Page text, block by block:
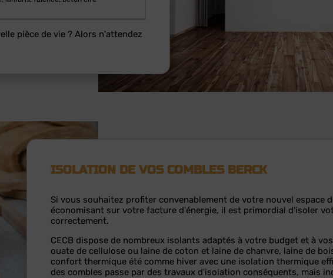
pièce de vie ? Alors n'attendez
ISOLATION DE VOS COMBLES BERCK
Si vous souhaitez profiter convenablement de votre nouvel espace
économisant sur votre facture d'énergie, il est primordial d'isoler
correctement.
CECB dispose de nombreux isolants adaptés à votre budget et à
ouate de cellulose ou laine de coton et laine de chanvre, laine de
confort thermique été comme hiver avec une isolation thermique
des combles passe par des travaux d'isolation conséquents, mais